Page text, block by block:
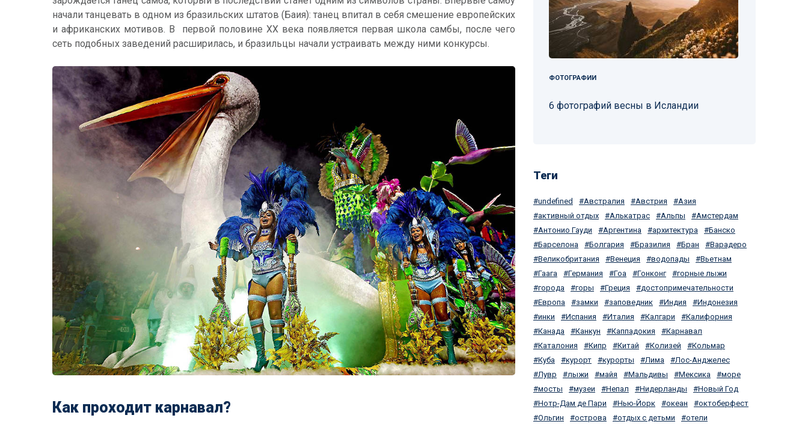
начали танцевать в одном из бразильских штатов (Баия): танец впитал в себя смешение европейских
и африканских мотивов. В первой половине XX века появляется первая школа самбы, после чего
сеть подобных заведений расширилась, и бразильцы начали устраивать между ними конкурсы.
Как проходит карнавал?
ФОТОГРАФИИ
6 фотографий весны в Исландии
Теги
undefined Австралия Австрия
Азия
активный отдых
Алькатрас Альпы
Амстердам
Антонио Гауди
Аргентина архитектура
Банско
Барселона
Болгария Бразилия Бран
Варадеро
Великобритания
Венеция водопады
Вьетнам
Гаага
Германия Гоа Гонконг
горные лыжи
города
горы Греция
достопримечательности
Европа
замки заповедник Индия
Индонезия
инки
Испания Италия Калгари
Калифорния
Канада
Канкун Каппадокия
Карнавал
Каталония
Кипр Китай Колизей
Кольмар
Куба
курорт курорты Лима
Лос-Анджелес
Лувр
лыжи майя Мальдивы Мексика
море
мосты
музеи Непал Нидерланды
Новый Год
Нотр-Дам де Пари
Нью-Йорк океан
октоберфест
Ольгин
острова отдых с детьми
отели